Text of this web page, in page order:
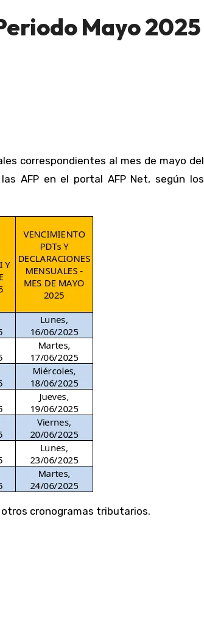
Mayo 2025
AFP en el portal AFP Net, según los
cronogramas tributarios.